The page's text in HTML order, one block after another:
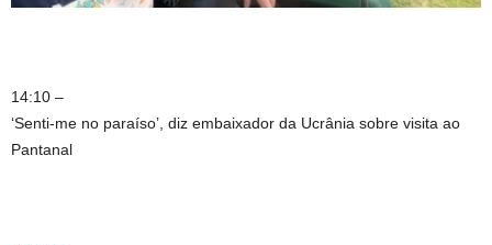
14:10 –
‘Senti-me no paraíso’, diz embaixador da Ucrânia sobre visita ao
Pantanal